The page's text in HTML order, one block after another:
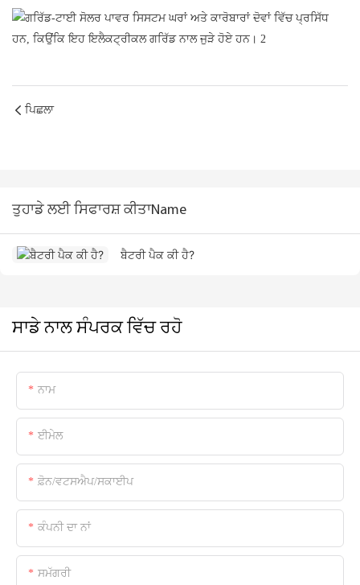
ਪਿਛਲਾ
ਤੁਹਾਡੇ ਲਈ ਸਿਫਾਰਸ਼ ਕੀਤਾName
ਬੈਟਰੀ ਪੈਕ ਕੀ ਹੈ?
ਸਾਡੇ ਨਾਲ ਸੰਪਰਕ ਵਿੱਚ ਰਹੋ
ਨਾਮ
ਈਮੇਲ
ਫ਼ੋਨ/ਵਟਸਐਪ/ਸਕਾਈਪ
ਕੰਪਨੀ ਦਾ ਨਾਂ
ਸਮੱਗਰੀ